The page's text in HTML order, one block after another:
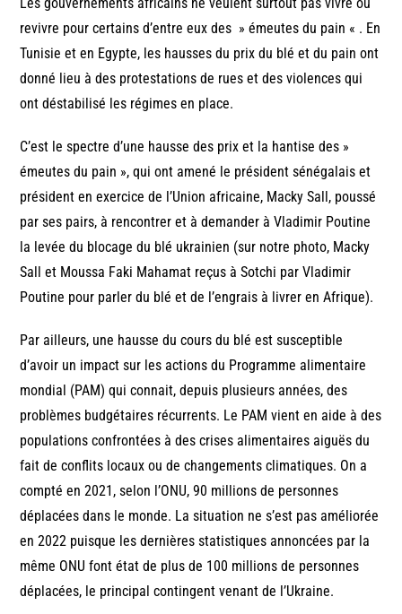
revivre pour certains d’entre eux des » émeutes du pain « . En
Tunisie et en Egypte, les hausses du prix du blé et du pain ont
donné lieu à des protestations de rues et des violences qui
ont déstabilisé les régimes en place.
C’est le spectre d’une hausse des prix et la hantise des »
émeutes du pain », qui ont amené le président sénégalais et
président en exercice de l’Union africaine, Macky Sall, poussé
par ses pairs, à rencontrer et à demander à Vladimir Poutine
la levée du blocage du blé ukrainien (sur notre photo, Macky
Sall et Moussa Faki Mahamat reçus à Sotchi par Vladimir
Poutine pour parler du blé et de l’engrais à livrer en Afrique).
Par ailleurs, une hausse du cours du blé est susceptible
d’avoir un impact sur les actions du Programme alimentaire
mondial (PAM) qui connait, depuis plusieurs années, des
problèmes budgétaires récurrents. Le PAM vient en aide à des
populations confrontées à des crises alimentaires aiguës du
fait de conflits locaux ou de changements climatiques. On a
compté en 2021, selon l’ONU, 90 millions de personnes
déplacées dans le monde. La situation ne s’est pas améliorée
en 2022 puisque les dernières statistiques annoncées par la
même ONU font état de plus de 100 millions de personnes
déplacées, le principal contingent venant de l’Ukraine.